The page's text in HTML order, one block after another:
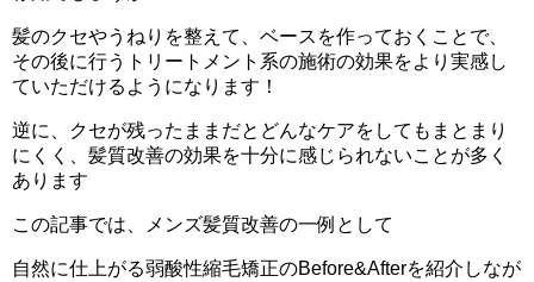
髪のクセやうねりを整えて、ベースを作っておくことで、
その後に行うトリートメント系の施術の効果をより実感し
ていただけるようになります！
逆に、クセが残ったままだとどんなケアをしてもまとまり
にくく、髪質改善の効果を十分に感じられないことが多く
あります
この記事では、メンズ髪質改善の一例として
自然に仕上がる弱酸性縮毛矯正のBefore&Afterを紹介しなが